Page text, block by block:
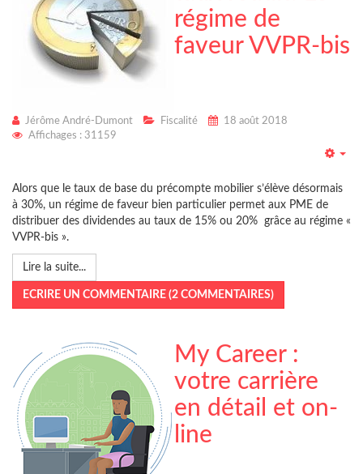
régime de
faveur VVPR-bis
Jérôme André-Dumont Fiscalité
18 août 2018
Affichages : 31159
Alors que le taux de base du précompte mobilier s’élève désormais
à 30%, un régime de faveur bien particulier permet aux PME de
distribuer des dividendes au taux de 15% ou 20% grâce au régime «
VVPR-bis ».
Lire la suite...
ECRIRE UN COMMENTAIRE (2 COMMENTAIRES)
My Career :
votre carrière
en détail et on-
line